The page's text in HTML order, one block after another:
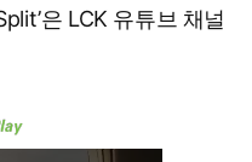
은 LCK 유튜브 채널